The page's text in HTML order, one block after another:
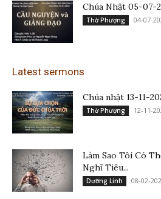
Chúa Nhật 05-07-
Thờ Phượng 04-07-
Latest sermons
Chúa nhật 13-11-
Thờ Phượng 12-11-
Làm Sao Tôi Có
Nghĩ Tiêu...
Dưỡng Linh 08-02-